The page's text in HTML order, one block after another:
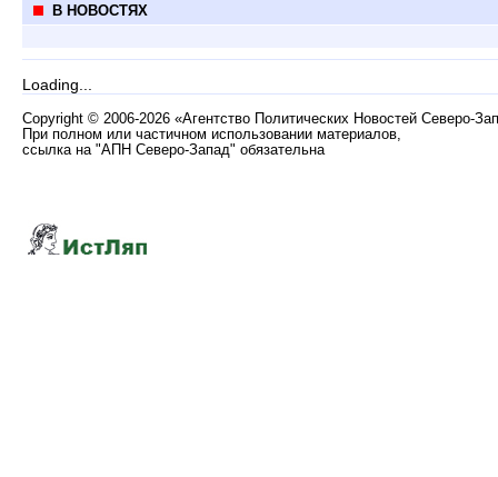
В НОВОСТЯХ
Loading...
Copyright © 2006-2026 «Агентство Политических Новостей Северо-
При полном или частичном использовании материалов,
ссылка на "АПН Северо-Запад" обязательна